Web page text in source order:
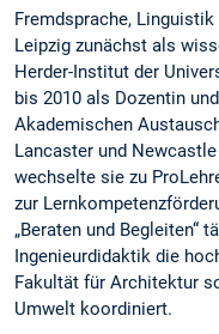
Fremdsprache,
Leipzig zunächst als
Herder-Institut der
bis 2010 als Dozentin
Akademischen
Lancaster und
wechselte sie zu
zur
„Beraten und Begleiten“
Ingenieurdidaktik die
Fakultät für Architektur
Umwelt koordiniert.